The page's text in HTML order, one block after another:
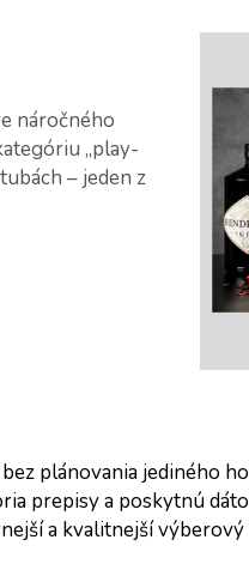
náročného
„play-
– jeden z
plánovania jediného
prepisy a poskytnú
a kvalitnejší výberový